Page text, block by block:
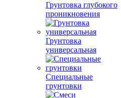
Грунтовка глубокого
проникновения
Грунтовка
универсальная
Специальные
грунтовки